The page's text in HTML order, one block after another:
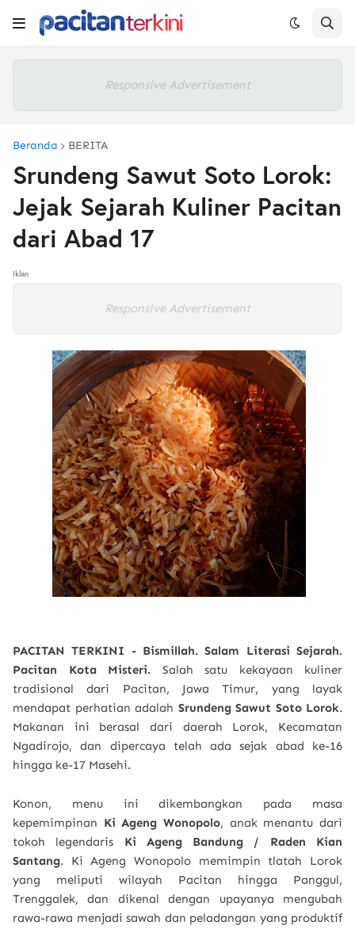
Responsive Advertisement
Beranda BERITA
Srundeng Sawut Soto Lorok:
Jejak Sejarah Kuliner Pacitan
dari Abad 17
Iklan
Responsive Advertisement
PACITAN TERKINI - Bismillah. Salam Literasi Sejarah.
Pacitan Kota Misteri. Salah satu kekayaan kuliner
tradisional dari Pacitan, Jawa Timur, yang layak
mendapat perhatian adalah Srundeng Sawut Soto Lorok.
Makanan ini berasal dari daerah Lorok, Kecamatan
Ngadirojo, dan dipercaya telah ada sejak abad ke-16
hingga ke-17 Masehi.
Konon, menu ini dikembangkan pada masa
kepemimpinan Ki Ageng Wonopolo, anak menantu dari
tokoh legendaris Ki Ageng Bandung / Raden Kian
Santang. Ki Ageng Wonopolo memimpin tlatah Lorok
yang meliputi wilayah Pacitan hingga Panggul,
Trenggalek, dan dikenal dengan upayanya mengubah
rawa-rawa menjadi sawah dan peladangan yang produktif